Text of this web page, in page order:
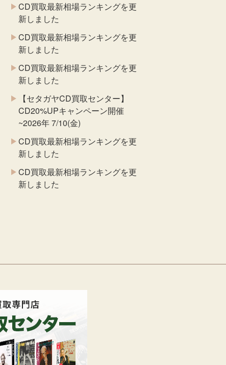
CD買取最新相場ランキングを更
新しました
CD買取最新相場ランキングを更
新しました
CD買取最新相場ランキングを更
新しました
【セタガヤCD買取センター】
CD20%UPキャンペーン開催
~2026年 7/10(金)
CD買取最新相場ランキングを更
新しました
CD買取最新相場ランキングを更
新しました